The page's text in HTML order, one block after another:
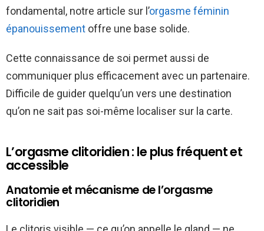
fondamental, notre article sur l’orgasme féminin
épanouissement offre une base solide.
Cette connaissance de soi permet aussi de
communiquer plus efficacement avec un partenaire.
Difficile de guider quelqu’un vers une destination
qu’on ne sait pas soi-même localiser sur la carte.
L’orgasme clitoridien : le plus fréquent et
accessible
Anatomie et mécanisme de l’orgasme
clitoridien